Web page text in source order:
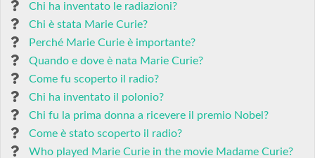
Chi ha inventato le radiazioni?
Chi è stata Marie Curie?
Perché Marie Curie è importante?
Quando e dove è nata Marie Curie?
Come fu scoperto il radio?
Chi ha inventato il polonio?
Chi fu la prima donna a ricevere il premio Nobel?
Come è stato scoperto il radio?
Who played Marie Curie in the movie Madame Curie?